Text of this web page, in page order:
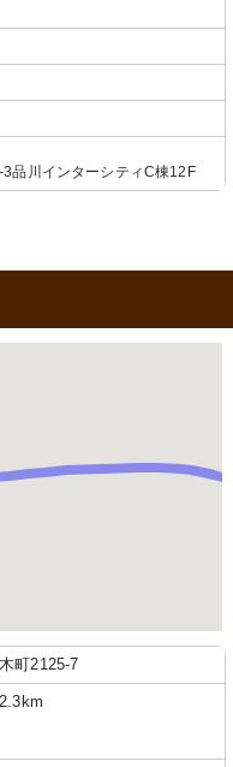
品川インターシティC棟12F
町2125-7